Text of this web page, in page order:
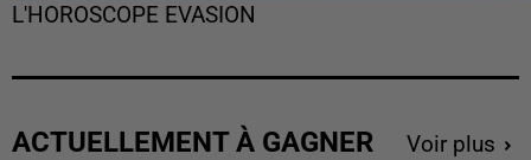
L'HOROSCOPE EVASION
ACTUELLEMENT À GAGNER Voir plus